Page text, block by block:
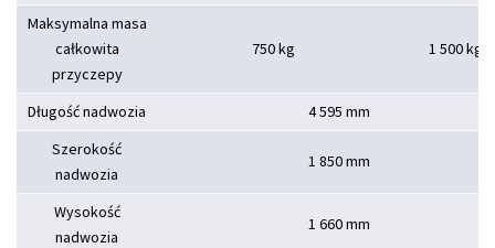
Maksymalna masa
całkowita
przyczepy
750 kg 1 500 kg
Długość nadwozia
4 595 mm
Szerokość
nadwozia
1 850 mm
Wysokość
nadwozia
1 660 mm